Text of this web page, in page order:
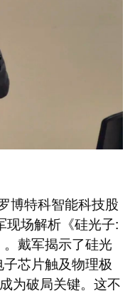
博特科智能科技股
现场解析《硅光子:
戴军揭示了硅光
芯片触及物理极
为破局关键。这不